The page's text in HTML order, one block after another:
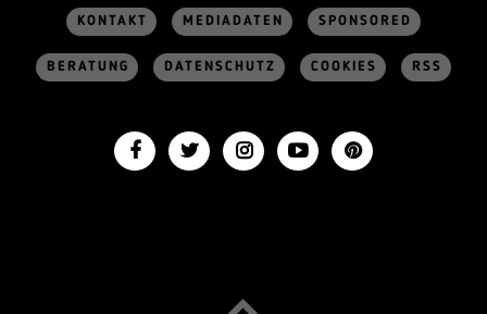
KONTAKT MEDIADATEN SPONSORED
BERATUNG DATENSCHUTZ COOKIES RSS